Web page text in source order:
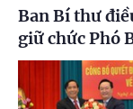
Ban Bí thư
giữ chức Phó